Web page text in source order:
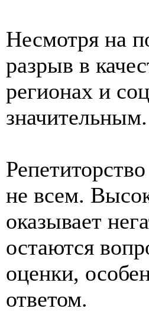
Несмотря на
разрыв в
регионах и
значительным.
не всем.
оказывает
остаются
оценки,
ответом.